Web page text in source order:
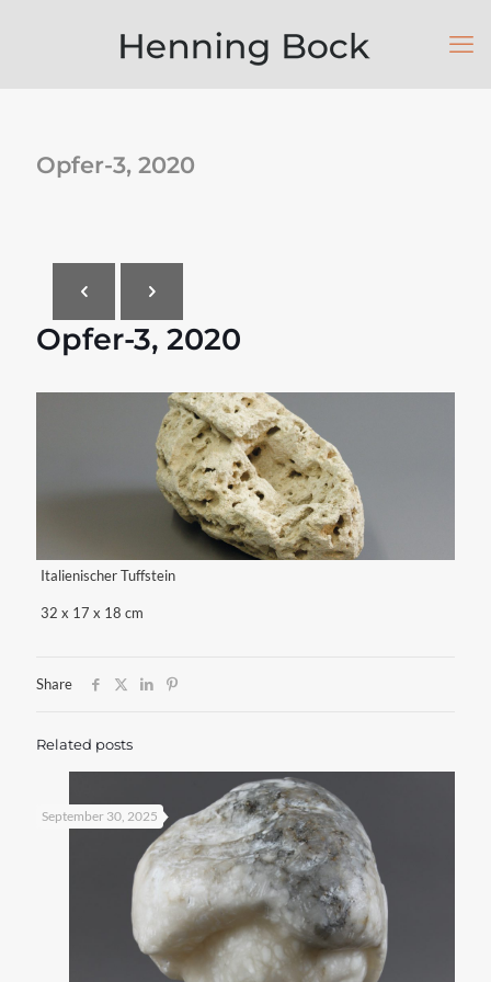
Opfer-3, 2020
Opfer-3, 2020
Italienischer Tuffstein
32 x 17 x 18 cm
Share
Related posts
September 30, 2025